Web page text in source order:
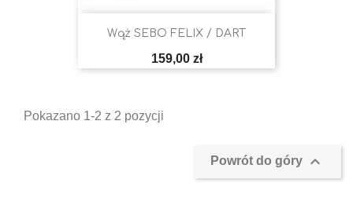
Wąż SEBO FELIX / DART
Cena
159,00 zł
Pokazano 1-2 z 2 pozycji
Powrót do góry 